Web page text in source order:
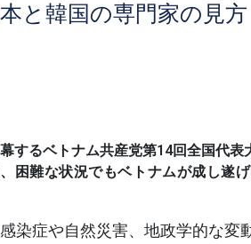
と韓国の専門家の見方
するベトナム共産党第14回全国代
困難な状況でもベトナムが成し遂
染症や自然災害、地政学的な変